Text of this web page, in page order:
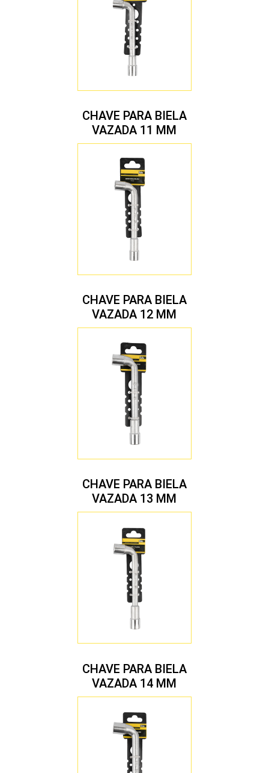
CHAVE PARA BIELA
VAZADA 11 MM
CHAVE PARA BIELA
VAZADA 12 MM
CHAVE PARA BIELA
VAZADA 13 MM
CHAVE PARA BIELA
VAZADA 14 MM